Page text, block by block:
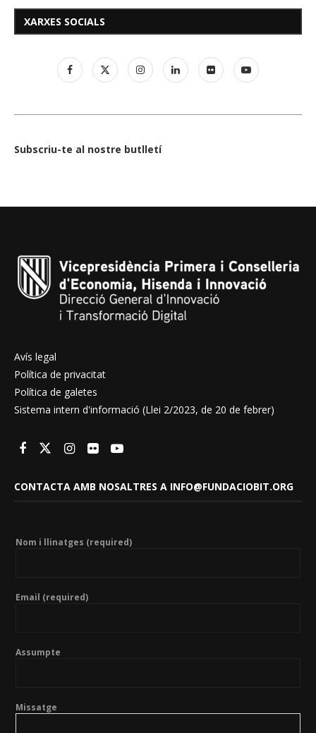
XARXES SOCIALS
Subscriu-te al nostre butlletí
Avís legal
Política de privacitat
Política de galetes
Sistema intern d'informació (Llei 2/2023, de 20 de febrer)
CONTACTA AMB NOSALTRES A INFO@FUNDACIOBIT.ORG
Nom i llinatges (required)
Email (required)
Assumpte
Missatge